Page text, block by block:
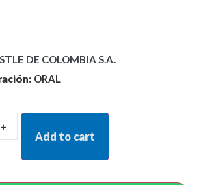
DE COLOMBIA S.A.
ORAL
+
Add to cart